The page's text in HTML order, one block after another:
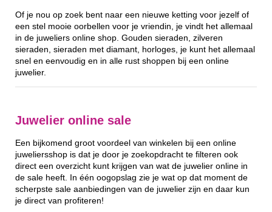
Of je nou op zoek bent naar een nieuwe ketting voor jezelf of
een stel mooie oorbellen voor je vriendin, je vindt het allemaal
in de juweliers online shop. Gouden sieraden, zilveren
sieraden, sieraden met diamant, horloges, je kunt het allemaal
snel en eenvoudig en in alle rust shoppen bij een online
juwelier.
Juwelier online sale
Een bijkomend groot voordeel van winkelen bij een online
juweliersshop is dat je door je zoekopdracht te filteren ook
direct een overzicht kunt krijgen van wat de juwelier online in
de sale heeft. In één oogopslag zie je wat op dat moment de
scherpste sale aanbiedingen van de juwelier zijn en daar kun
je direct van profiteren!